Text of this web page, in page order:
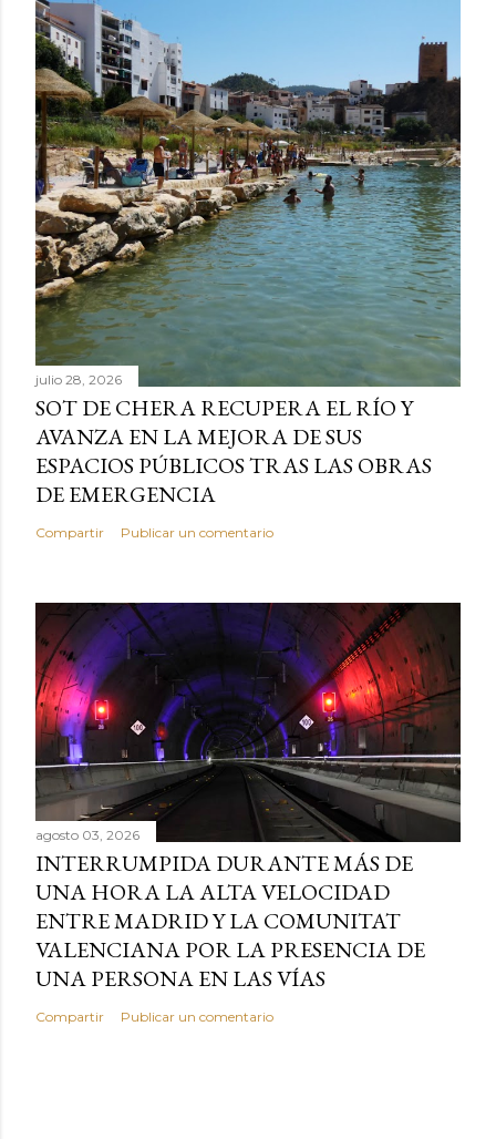
julio 28, 2026
SOT DE CHERA RECUPERA EL RÍO Y
AVANZA EN LA MEJORA DE SUS
ESPACIOS PÚBLICOS TRAS LAS OBRAS
DE EMERGENCIA
Compartir Publicar un comentario
agosto 03, 2026
INTERRUMPIDA DURANTE MÁS DE
UNA HORA LA ALTA VELOCIDAD
ENTRE MADRID Y LA COMUNITAT
VALENCIANA POR LA PRESENCIA DE
UNA PERSONA EN LAS VÍAS
Compartir Publicar un comentario